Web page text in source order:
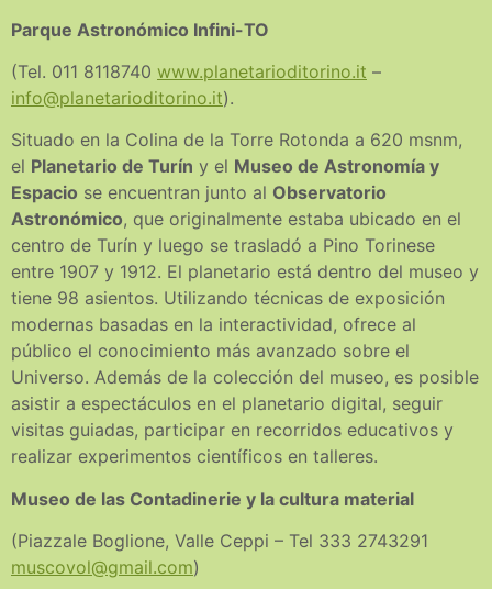
Parque Astronómico Infini-TO
(Tel. 011 8118740 www.planetarioditorino.it –
info@planetarioditorino.it).
Situado en la Colina de la Torre Rotonda a 620 msnm,
el Planetario de Turín y el Museo de Astronomía y
Espacio se encuentran junto al Observatorio
Astronómico, que originalmente estaba ubicado en el
centro de Turín y luego se trasladó a Pino Torinese
entre 1907 y 1912. El planetario está dentro del museo y
tiene 98 asientos. Utilizando técnicas de exposición
modernas basadas en la interactividad, ofrece al
público el conocimiento más avanzado sobre el
Universo. Además de la colección del museo, es posible
asistir a espectáculos en el planetario digital, seguir
visitas guiadas, participar en recorridos educativos y
realizar experimentos científicos en talleres.
Museo de las Contadinerie y la cultura material
(Piazzale Boglione, Valle Ceppi – Tel 333 2743291
muscovol@gmail.com)